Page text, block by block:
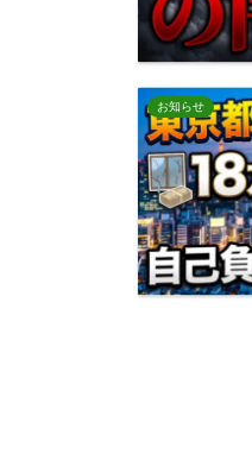
お知らせ